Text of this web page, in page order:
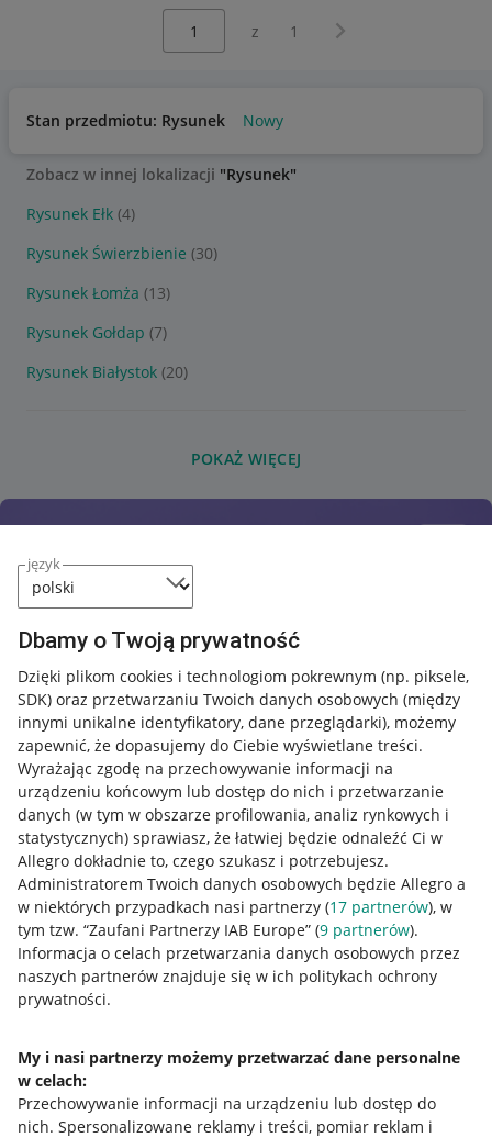
język
Dbamy o Twoją prywatność
Dzięki plikom cookies i technologiom pokrewnym (np. piksele,
SDK) oraz przetwarzaniu Twoich danych osobowych (między
innymi unikalne identyfikatory, dane przeglądarki), możemy
zapewnić, że dopasujemy do Ciebie wyświetlane treści.
Wyrażając zgodę na przechowywanie informacji na
urządzeniu końcowym lub dostęp do nich i przetwarzanie
danych (w tym w obszarze profilowania, analiz rynkowych i
statystycznych) sprawiasz, że łatwiej będzie odnaleźć Ci w
Allegro dokładnie to, czego szukasz i potrzebujesz.
Administratorem Twoich danych osobowych będzie Allegro a
w niektórych przypadkach nasi partnerzy (17 partnerów), w
tym tzw. “Zaufani Partnerzy IAB Europe” (9 partnerów).
Informacja o celach przetwarzania danych osobowych przez
naszych partnerów znajduje się w ich politykach ochrony
prywatności.
My i nasi partnerzy możemy przetwarzać dane personalne
w celach:
Przechowywanie informacji na urządzeniu lub dostęp do
nich. Spersonalizowane reklamy i treści, pomiar reklam i
z 1 Następna strona
Stan przedmiotu: Rysunek Nowy
Zobacz w innej lokalizacji "Rysunek"
Rysunek Ełk (4)
Rysunek Świerzbienie (30)
Rysunek Łomża (13)
Rysunek Gołdap (7)
Rysunek Białystok (20)
POKAŻ WIĘCEJ
Przydatne informacje
Jak to działa
Allegro Gadane dla sprzedających
Allegro Gadane dla kupujących